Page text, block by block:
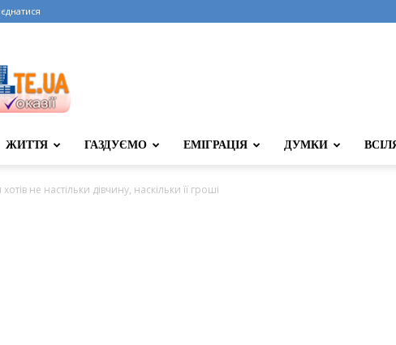
ЖИТТЯ ГАЗДУЄМО ЕМІГРАЦІЯ ДУМКИ
не настільки дівчину, наскільки її гроші